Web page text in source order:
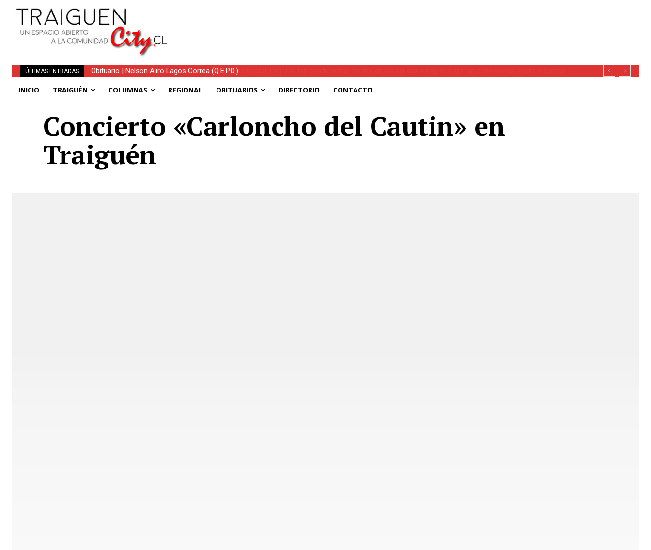
ÚLTIMAS ENTRADAS
Traiguén consolida su recuperación tras el temporal: mejoran las condiciones, continúan las ayudas y hoy se esperan definiciones sobre recursos
INICIO TRAIGUÉN COLUMNAS REGIONAL OBITUARIOS DIRECTORIO CONTACTO
Concierto «Carloncho del Cautin» en
Traiguén